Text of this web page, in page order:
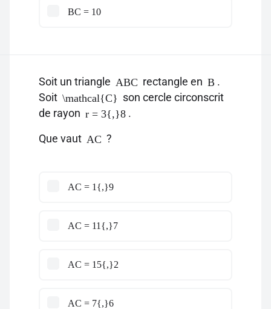
BC = 10
Soit un triangle ABC rectangle en B .
Soit \mathcal{C} son cercle circonscrit
de rayon r = 3{,}8 .
Que vaut AC ?
AC = 1{,}9
AC = 11{,}7
AC = 15{,}2
AC = 7{,}6